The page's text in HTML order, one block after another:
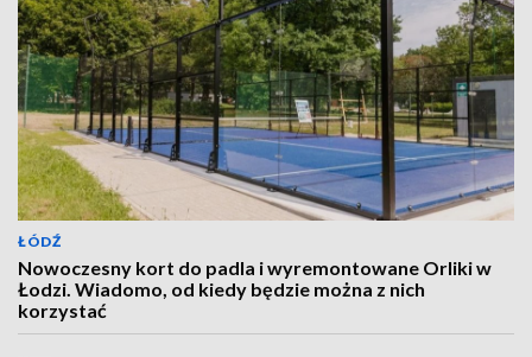
ŁÓDŹ
Nowoczesny kort do padla i wyremontowane Orliki w
Łodzi. Wiadomo, od kiedy będzie można z nich
korzystać